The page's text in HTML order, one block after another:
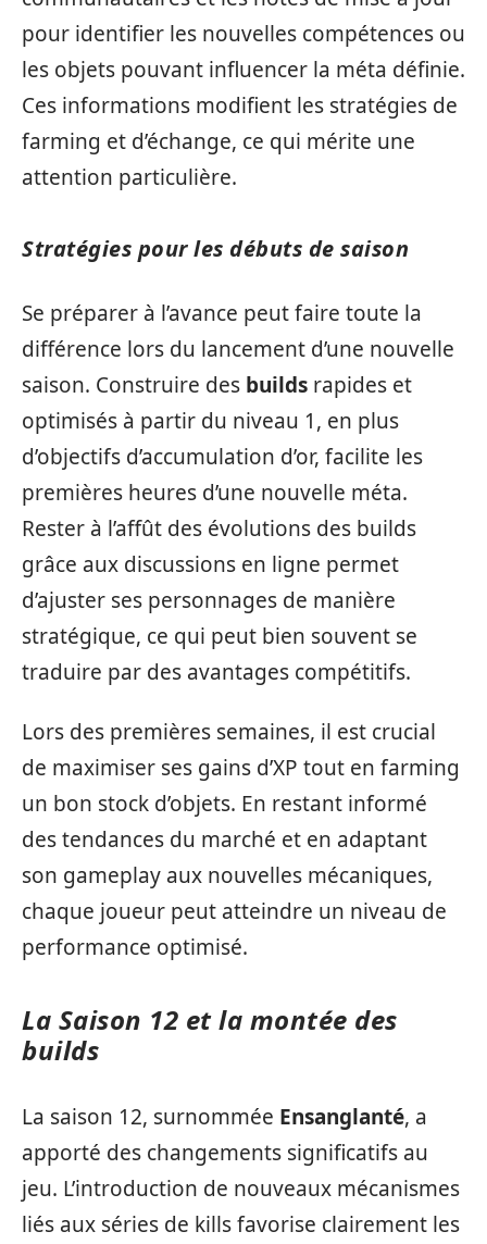
pour identifier les nouvelles compétences ou
les objets pouvant influencer la méta définie.
Ces informations modifient les stratégies de
farming et d’échange, ce qui mérite une
attention particulière.
Stratégies pour les débuts de saison
Se préparer à l’avance peut faire toute la
différence lors du lancement d’une nouvelle
saison. Construire des builds rapides et
optimisés à partir du niveau 1, en plus
d’objectifs d’accumulation d’or, facilite les
premières heures d’une nouvelle méta.
Rester à l’affût des évolutions des builds
grâce aux discussions en ligne permet
d’ajuster ses personnages de manière
stratégique, ce qui peut bien souvent se
traduire par des avantages compétitifs.
Lors des premières semaines, il est crucial
de maximiser ses gains d’XP tout en farming
un bon stock d’objets. En restant informé
des tendances du marché et en adaptant
son gameplay aux nouvelles mécaniques,
chaque joueur peut atteindre un niveau de
performance optimisé.
La Saison 12 et la montée des
builds
La saison 12, surnommée Ensanglanté, a
apporté des changements significatifs au
jeu. L’introduction de nouveaux mécanismes
liés aux séries de kills favorise clairement les